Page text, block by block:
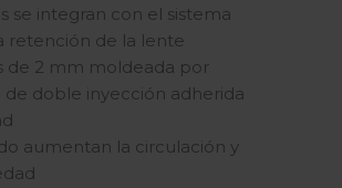
se integran con el sistema
retención de la lente
de 2 mm moldeada por
doble inyección adherida
aumentan la circulación y